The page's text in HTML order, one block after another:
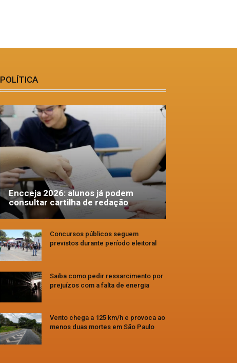
POLÍTICA
Encceja 2026: alunos já podem
consultar cartilha de redação
Concursos públicos seguem
previstos durante período eleitoral
Saiba como pedir ressarcimento por
prejuízos com a falta de energia
Vento chega a 125 km/h e provoca ao
menos duas mortes em São Paulo